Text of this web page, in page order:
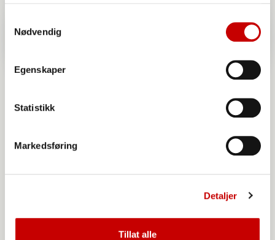
Nødvendig
Egenskaper
Statistikk
Markedsføring
Detaljer
Tillat alle